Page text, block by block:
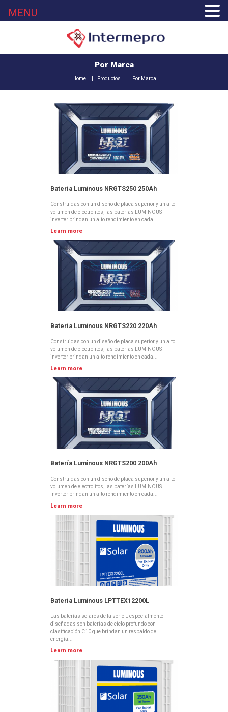
Por Marca
Home Productos Por Marca
Batería Luminous NRGTS250 250Ah
Construidas con un diseño de placa superior y un alto
volumen de electrolitos, las baterías LUMINOUS
inverter brindan un alto rendimiento en cada...
Learn more
Batería Luminous NRGTS220 220Ah
Construidas con un diseño de placa superior y un alto
volumen de electrolitos, las baterías LUMINOUS
inverter brindan un alto rendimiento en cada...
Learn more
Batería Luminous NRGTS200 200Ah
Construidas con un diseño de placa superior y un alto
volumen de electrolitos, las baterías LUMINOUS
inverter brindan un alto rendimiento en cada...
Learn more
Batería Luminous LPTTEX12200L
Las baterías solares de la serie L especialmente
diseñadas son baterías de ciclo profundo con
clasificación C10 que brindan un respaldo de
energía...
Learn more
MENU